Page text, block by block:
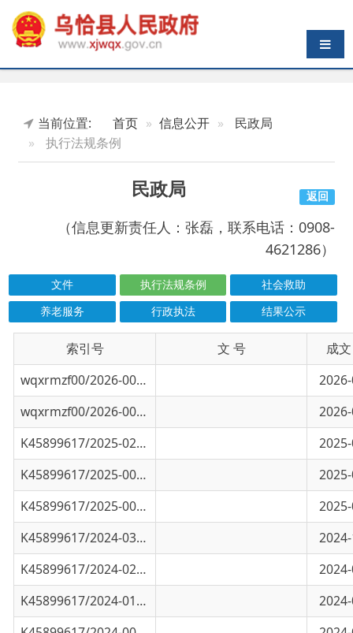
导航切换
执行法规条例
民政局
（信息更新责任人：张磊，联系电话：0908-
4621286）
社会救助
养老服务
行政执法 结果公示
索引号 信息标题 文 号
成文日期
wqxrmzf00/2026-00614
民政部办公厅关于深入贯彻落实《未成年
2026-06-03
wqxrmzf00/2026-00221
关于印发《关于落实惠民殡葬政策的实施
2026-03-03
K45899617/2025-00545
接听即办！自治区公布县级以上社会救助
2025-03-10
K45899617/2025-00539 一图看懂民政部等24部门联合印发《关于
2025-03-10
K45899617/2024-03641
民政部关于印发《民政信访工作办法》的
2024-12-31
K45899617/2024-02647 2024-09-25
K45899617/2024-01187 2024-04-17
K45899617/2024-00281 视频解说|社会工作者和志愿者有什么区别
2024-01-24
K45899617/2023-02173
关于全州性社会组织2022年度年检检查结
2023-09-21
K45899617/2023-01550 志愿服务记录与证明出具办法（试行）
2023-07-28